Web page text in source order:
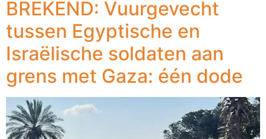
BREKEND: Vuurgevecht
tussen Egyptische en
Israëlische soldaten aan
grens met Gaza: één dode